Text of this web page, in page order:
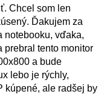
Chcel som len
Ďakujem za
notebooku, vďaka,
prebral tento monitor
a bude
lebo je rýchly,
kúpené, ale radšej by